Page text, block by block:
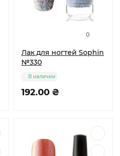
0
Лак для ногтей Sophin
№330
192.00 ₴
В наличии